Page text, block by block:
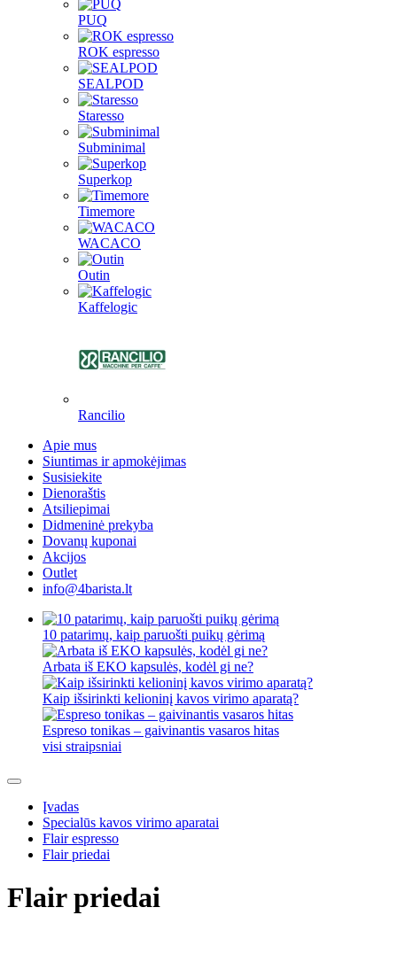
PUQ
ROK espresso
SEALPOD
Staresso
Subminimal
Superkop
Timemore
WACACO
Outin
Kaffelogic
Rancilio
Apie mus
Siuntimas ir apmokėjimas
Susisiekite
Dienoraštis
Atsiliepimai
Didmeninė prekyba
Dovanų kuponai
Akcijos
Outlet
info@4barista.lt
10 patarimų, kaip paruošti puikų gėrimą
Arbata iš EKO kapsulės, kodėl gi ne?
Kaip išsirinkti kelioninį kavos virimo aparatą?
Espreso tonikas – gaivinantis vasaros hitas
visi straipsniai
Įvadas
Specialūs kavos virimo aparatai
Flair espresso
Flair priedai
Flair priedai